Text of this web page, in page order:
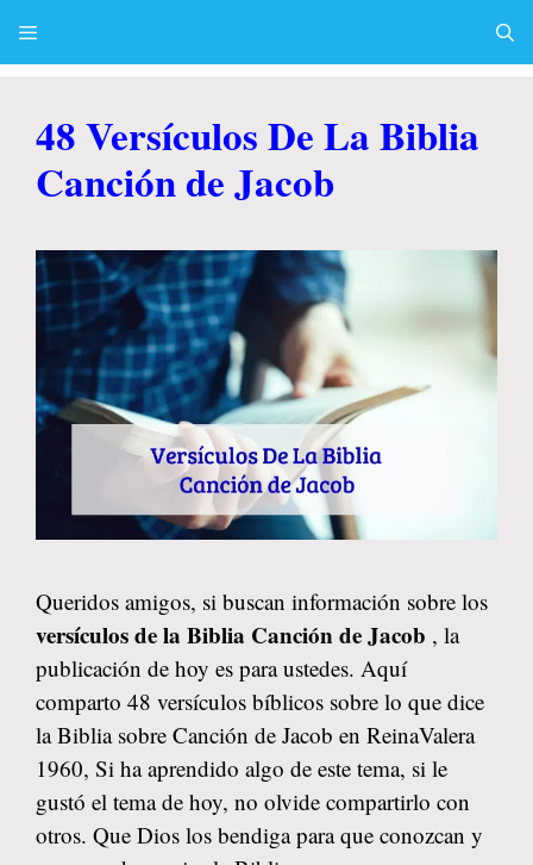
48 Versículos De La Biblia
Canción de Jacob
Queridos amigos, si buscan información sobre los
versículos de la Biblia Canción de Jacob , la
publicación de hoy es para ustedes. Aquí
comparto 48 versículos bíblicos sobre lo que dice
la Biblia sobre Canción de Jacob en ReinaValera
1960, Si ha aprendido algo de este tema, si le
gustó el tema de hoy, no olvide compartirlo con
otros. Que Dios los bendiga para que conozcan y